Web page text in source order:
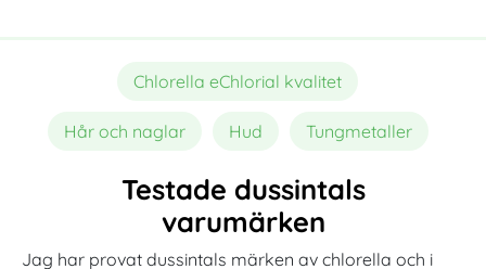
Chlorella eChlorial kvalitet
Hår och naglar Hud Tungmetaller
Testade dussintals
varumärken
Jag har provat dussintals märken av chlorella och i